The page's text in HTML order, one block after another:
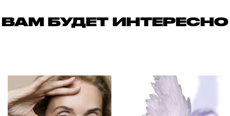
ВАМ БУДЕТ ИНТЕРЕСНО